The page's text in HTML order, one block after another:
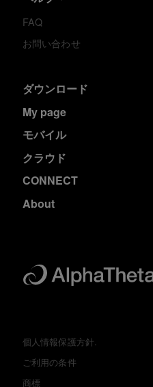
FAQ
お問い合わせ
ダウンロード
My page
モバイル
クラウド
CONNECT
About
個人情報保護方針.
ご利用の条件
商標